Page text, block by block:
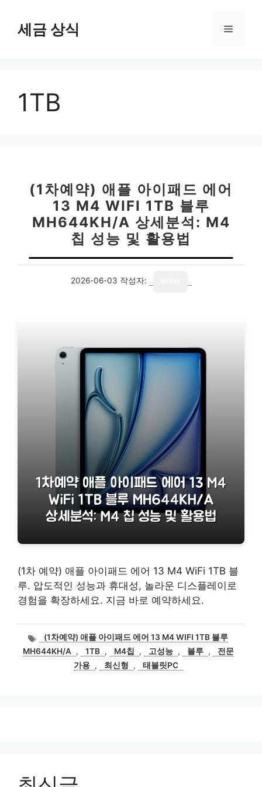
세금 상식 메
1TB
(1차예약) 애플 아이패드 에어
13 M4 WIFI 1TB 블루
MH644KH/A 상세분석: M4
칩 성능 및 활용법
2026-06-03 작성자:
(1차 예약) 애플 아이패드 에어 13 M4 WiFi 1TB 블
루. 압도적인 성능과 휴대성, 놀라운 디스플레이로
경험을 확장하세요. 지금 바로 예약하세요.
태
그
(1차예약) 애플 아이패드 에어 13 M4 WIFI 1TB 블루
MH644KH/A
, 1TB , M4칩 , 고성능 , 블루 ,
전문
가용 , 최신형 , 태블릿PC